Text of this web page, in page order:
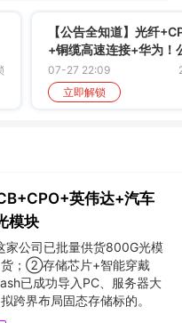
【公告全知道】光纤
+铜缆高速连接+华为！
45亿元光纤光缆长期合
07-27 22:09
立即解锁
英伟达+汽车
模块
公司已批量供货800G光模
货；②存储芯片+智能穿戴
已成功导入PC、服务器大
界布局固态存储标的。